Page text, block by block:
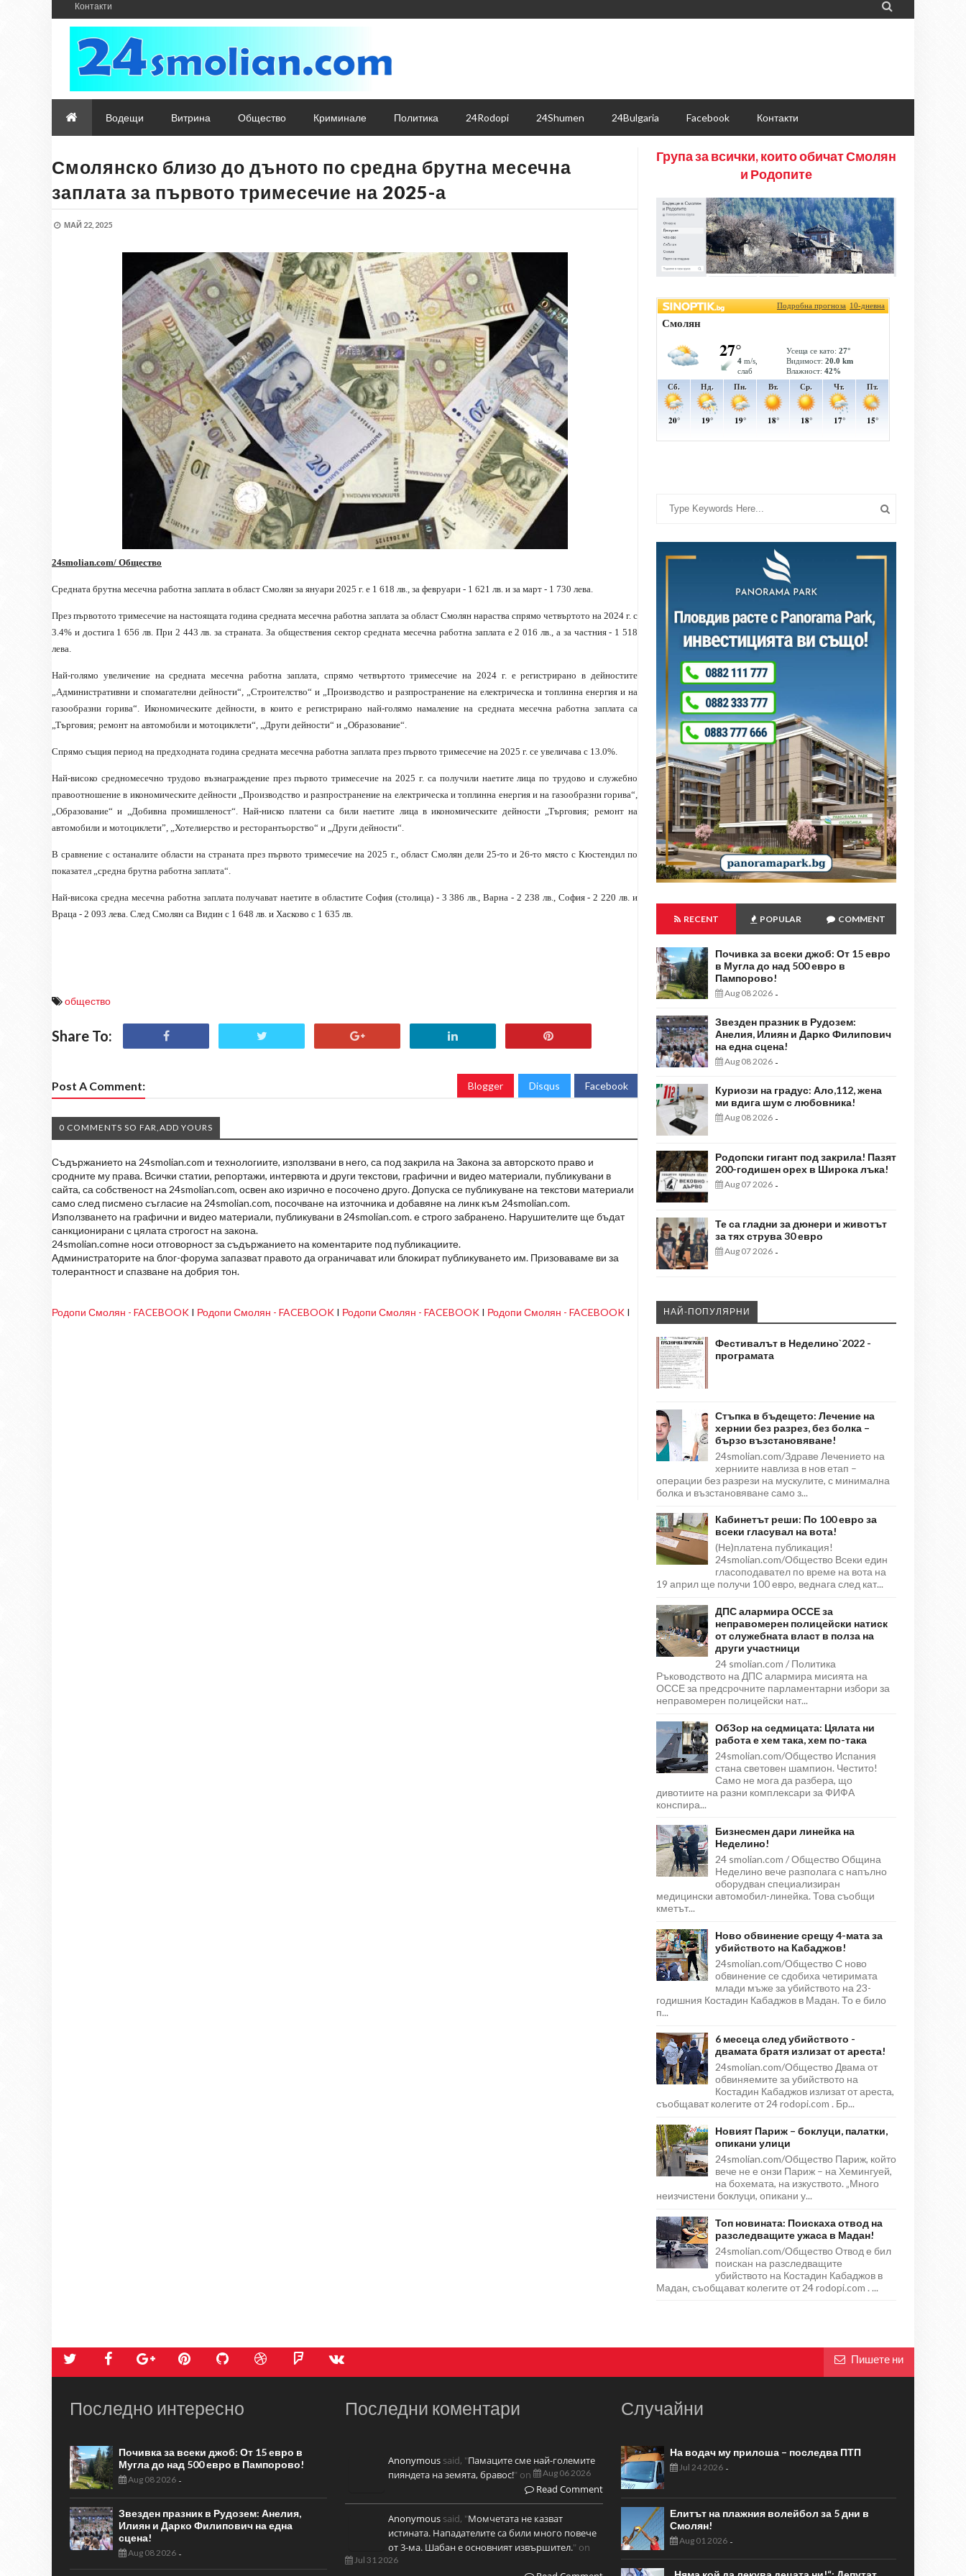
Контакти 
Водещи Витрина Общество Криминале Политика 24Rodopi 24Shumen 24Bulgaria Facebook Контакти
Смолянско близо до дъното по средна брутна месечна
заплата за първото тримесечие на 2025-а
МАЙ 22, 2025
24smolian.com/ Общество
Средната брутна месечна работна заплата в област Смолян за януари 2025 г. е 1 618 лв., за февруари - 1 621 лв. и за март - 1 730 лева.
През първотото тримесечие на настоящата година средната месечна работна заплата за област Смолян нараства спрямо четвъртото на 2024 г. с
3.4% и достига 1 656 лв. При 2 443 лв. за страната. За обществения сектор средната месечна работна заплата е 2 016 лв., а за частния - 1 518
лева.
Най-голямо увеличение на средната месечна работна заплата, спрямо четвъртото тримесечие на 2024 г. е регистрирано в дейностите
„Административни и спомагателни дейности“, „Строителство“ и „Производство и разпространение на електрическа и топлинна енергия и на
газообразни горива“. Икономическите дейности, в които е регистрирано най-голямо намаление на средната месечна работна заплата са
„Търговия; ремонт на автомобили и мотоциклети“, „Други дейности“ и „Образование“.
Спрямо същия период на предходната година средната месечна работна заплата през първото тримесечие на 2025 г. се увеличава с 13.0%.
Най-високо средномесечно трудово възнаграждение през първото тримесечие на 2025 г. са получили наетите лица по трудово и служебно
правоотношение в икономическите дейности „Производство и разпространение на електрическа и топлинна енергия и на газообразни горива“,
„Образование“ и „Добивна промишленост“. Най-ниско платени са били наетите лица в икономическите дейности „Търговия; ремонт на
автомобили и мотоциклети”, „Хотелиерство и ресторантьорство“ и „Други дейности“.
В сравнение с останалите области на страната през първото тримесечие на 2025 г., област Смолян дели 25-то и 26-то място с Кюстендил по
показател „средна брутна работна заплата“.
Най-висока средна месечна работна заплата получават наетите в областите София (столица) - 3 386 лв., Варна - 2 238 лв., София - 2 220 лв. и
Враца - 2 093 лева. След Смолян са Видин с 1 648 лв. и Хасково с 1 635 лв.
общество
Share To:
Post A Comment: Blogger Disqus Facebook
0 COMMENTS SO FAR,ADD YOURS
Съдържанието на 24smolian.com и технологиите, използвани в него, са под закрила на Закона за авторското право и
сродните му права. Всички статии, репортажи, интервюта и други текстови, графични и видео материали, публикувани в
сайта, са собственост на 24smolian.com, освен ако изрично е посочено друго. Допуска се публикуване на текстови материали
само след писмено съгласие на 24smolian.com, посочване на източника и добавяне на линк към 24smolian.com.
Използването на графични и видео материали, публикувани в 24smolian.com. е строго забранено. Нарушителите ще бъдат
санкционирани с цялата строгост на закона.
24smolian.comне носи отговорност за съдържанието на коментарите под публикациите.
Администраторите на блог-форума запазват правото да ограничават или блокират публикуването им. Призоваваме ви за
толерантност и спазване на добрия тон.
Родопи Смолян - FACEBOOK I Родопи Смолян - FACEBOOK I Родопи Смолян - FACEBOOK I Родопи Смолян - FACEBOOK I
Група за всички, които обичат Смолян
и Родопите
RECENT POPULAR COMMENT
Почивка за всеки джоб: От 15 евро
в Мугла до над 500 евро в
Пампорово!
Aug 08 2026 -
Звезден празник в Рудозем:
Анелия, Илиян и Дарко Филипович
на една сцена!
Aug 08 2026 -
Куриози на градус: Ало,112, жена
ми вдига шум с любовника!
Aug 08 2026 -
Родопски гигант под закрила! Пазят
200-годишен орех в Широка лъка!
Aug 07 2026 -
Те са гладни за дюнери и животът
за тях струва 30 евро
Aug 07 2026 -
НАЙ-ПОПУЛЯРНИ
Фестивалът в Неделино`2022 -
програмата
Стъпка в бъдещето: Лечение на
хернии без разрез, без болка –
бързо възстановяване!
24smolian.com/Здраве Лечението на
херниите навлиза в нов етап –
операции без разрези на мускулите, с минимална
болка и възстановяване само з...
Кабинетът реши: По 100 евро за
всеки гласувал на вота!
(Не)платена публикация!
24smolian.com/Общество Всеки един
гласоподавател по време на вота на
19 април ще получи 100 евро, веднага след кат...
ДПС алармира ОССЕ за
неправомерен полицейски натиск
от служебната власт в полза на
други участници
24 smolian.com / Политика
Ръководството на ДПС алармира мисията на
ОССЕ за предсрочните парламентарни избори за
неправомерен полицейски нат...
ОбЗор на седмицата: Цялата ни
работа е хем така, хем по-така
24smolian.com/Общество Испания
стана световен шампион. Честито!
Само не мога да разбера, що
дивотиите на разни комплексари за ФИФА
конспира...
Бизнесмен дари линейка на
Неделино!
24 smolian.com / Общество Община
Неделино вече разполага с напълно
оборудван специализиран
медицински автомобил-линейка. Това съобщи
кметът...
Ново обвинение срещу 4-мата за
убийството на Кабаджов!
24smolian.com/Общество С ново
обвинение се сдобиха четиримата
млади мъже за убийството на 23-
годишния Костадин Кабаджов в Мадан. То е било
п...
6 месеца след убийството -
двамата братя излизат от ареста!
24smolian.com/Общество Двама от
обвиняемите за убийството на
Костадин Кабаджов излизат от ареста,
съобщават колегите от 24 rodopi.com . Бр...
Новият Париж – боклуци, палатки,
опикани улици
24smolian.com/Общество Париж, който
вече не е онзи Париж – на Хемингуей,
на бохемата, на изкуството. „Много
неизчистени боклуци, опикани у...
Топ новината: Поискаха отвод на
разследващите ужаса в Мадан!
24smolian.com/Общество Отвод е бил
поискан на разследващите
убийството на Костадин Кабаджов в
Мадан, съобщават колегите от 24 rodopi.com . ...
Пишете ни
Последно интересно
Почивка за всеки джоб: От 15 евро в
Мугла до над 500 евро в Пампорово!
Aug 08 2026 -
Звезден празник в Рудозем: Анелия,
Илиян и Дарко Филипович на една
сцена!
Aug 08 2026 -
Последни коментари
Anonymous said, "Памаците сме най-големите
пияндета на земята, бравос!" on Aug 06 2026
Read Comment
Anonymous said, "Момчетата не казват
истината. Нападателите са били много повече
от 3-ма. Шабан е основният извършител." on
Jul 31 2026
Случайни
На водач му прилоша – последва ПТП
Jul 24 2026-
Елитът на плажния волейбол за 5 дни в
Смолян!
Aug 01 2026-